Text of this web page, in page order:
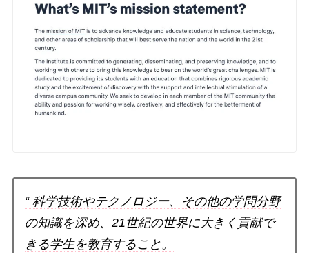
“ 科学技術やテクノロジー、その他の学問分野
の知識を深め、21世紀の世界に大きく貢献で
きる学生を教育すること。